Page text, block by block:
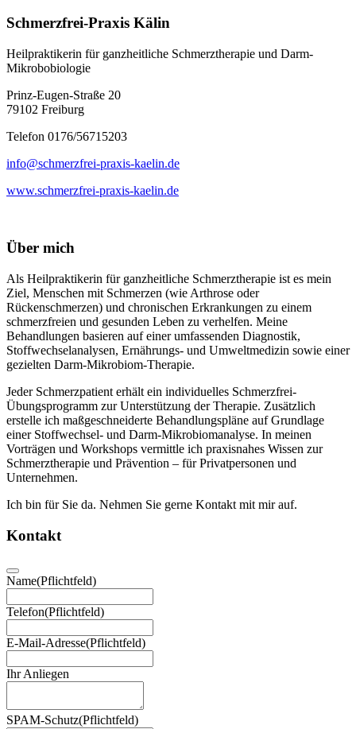
Schmerzfrei-Praxis Kälin
Heilpraktikerin für ganzheitliche Schmerztherapie und Darm-
Mikrobobiologie
Prinz-Eugen-Straße 20
79102 Freiburg
Telefon 0176/56715203
info@schmerzfrei-praxis-kaelin.de
www.schmerzfrei-praxis-kaelin.de
Über mich
Als Heilpraktikerin für ganzheitliche Schmerztherapie ist es mein
Ziel, Menschen mit Schmerzen (wie Arthrose oder
Rückenschmerzen) und chronischen Erkrankungen zu einem
schmerzfreien und gesunden Leben zu verhelfen. Meine
Behandlungen basieren auf einer umfassenden Diagnostik,
Stoffwechselanalysen, Ernährungs- und Umweltmedizin sowie einer
gezielten Darm-Mikrobiom-Therapie.
Jeder Schmerzpatient erhält ein individuelles Schmerzfrei-
Übungsprogramm zur Unterstützung der Therapie. Zusätzlich
erstelle ich maßgeschneiderte Behandlungspläne auf Grundlage
einer Stoffwechsel- und Darm-Mikrobiomanalyse. In meinen
Vorträgen und Workshops vermittle ich praxisnahes Wissen zur
Schmerztherapie und Prävention – für Privatpersonen und
Unternehmen.
Ich bin für Sie da. Nehmen Sie gerne Kontakt mit mir auf.
Kontakt
Name(Pflichtfeld)
Telefon(Pflichtfeld)
E-Mail-Adresse(Pflichtfeld)
Ihr Anliegen
SPAM-Schutz(Pflichtfeld)